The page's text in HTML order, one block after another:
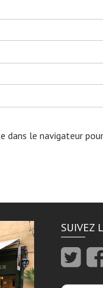
le navigateur
SUIVEZ